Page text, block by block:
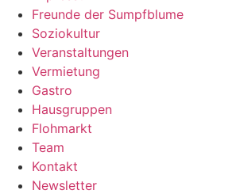
Freunde der Sumpfblume
Soziokultur
Veranstaltungen
Vermietung
Gastro
Hausgruppen
Flohmarkt
Team
Kontakt
Newsletter